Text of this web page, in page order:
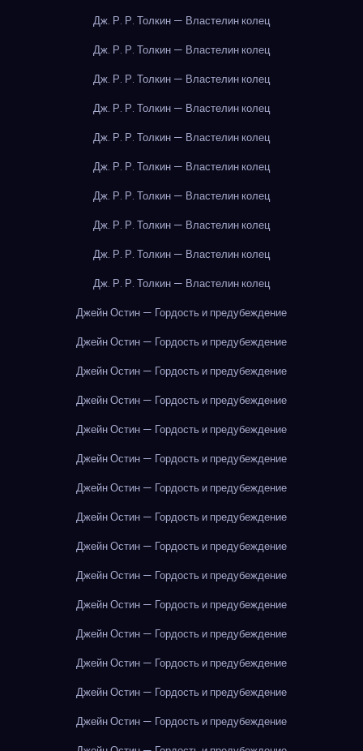
Дж. Р. Р. Толкин — Властелин колец
Дж. Р. Р. Толкин — Властелин колец
Дж. Р. Р. Толкин — Властелин колец
Дж. Р. Р. Толкин — Властелин колец
Дж. Р. Р. Толкин — Властелин колец
Дж. Р. Р. Толкин — Властелин колец
Дж. Р. Р. Толкин — Властелин колец
Дж. Р. Р. Толкин — Властелин колец
Дж. Р. Р. Толкин — Властелин колец
Дж. Р. Р. Толкин — Властелин колец
Джейн Остин — Гордость и предубеждение
Джейн Остин — Гордость и предубеждение
Джейн Остин — Гордость и предубеждение
Джейн Остин — Гордость и предубеждение
Джейн Остин — Гордость и предубеждение
Джейн Остин — Гордость и предубеждение
Джейн Остин — Гордость и предубеждение
Джейн Остин — Гордость и предубеждение
Джейн Остин — Гордость и предубеждение
Джейн Остин — Гордость и предубеждение
Джейн Остин — Гордость и предубеждение
Джейн Остин — Гордость и предубеждение
Джейн Остин — Гордость и предубеждение
Джейн Остин — Гордость и предубеждение
Джейн Остин — Гордость и предубеждение